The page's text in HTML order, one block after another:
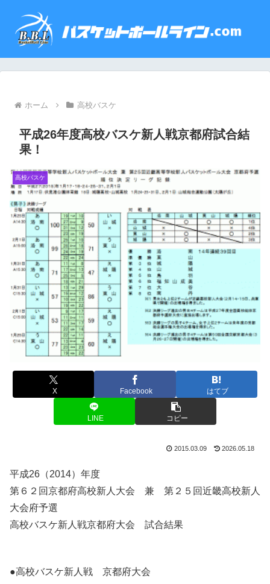
ホーム 高校バスケ
平成26年度高校バスケ新人戦京都府試合結
果！
高校バスケ
X Facebook はてブ
LINE コピー
2015.03.09 2026.05.18
平成26（2014）年度
第６２回京都府高校新人大会 兼 第２５回近畿高校新人
大会府予選
高校バスケ新人戦京都府大会 試合結果
●高校バスケ新人戦 京都府大会